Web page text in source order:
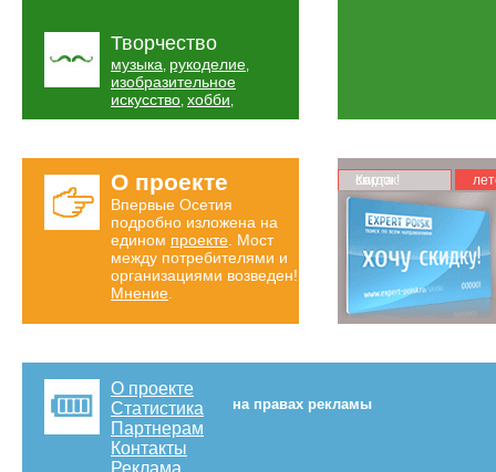
Творчество
музыка, рукоделие,
изобразительное
искусство, хобби,
О проекте
Впервые Осетия
подробно изложена на
едином проекте . Мост
между потребителями и
организациями возведен!
Мнение
Карта скидок!
О проекте
Статистика
Партнерам
Контакты
Реклама
на правах рекламы